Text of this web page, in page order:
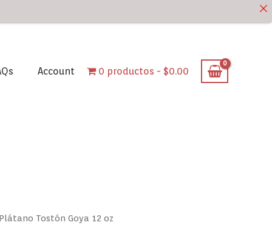
Account 0 productos $0.00
Tostón Goya 12 oz